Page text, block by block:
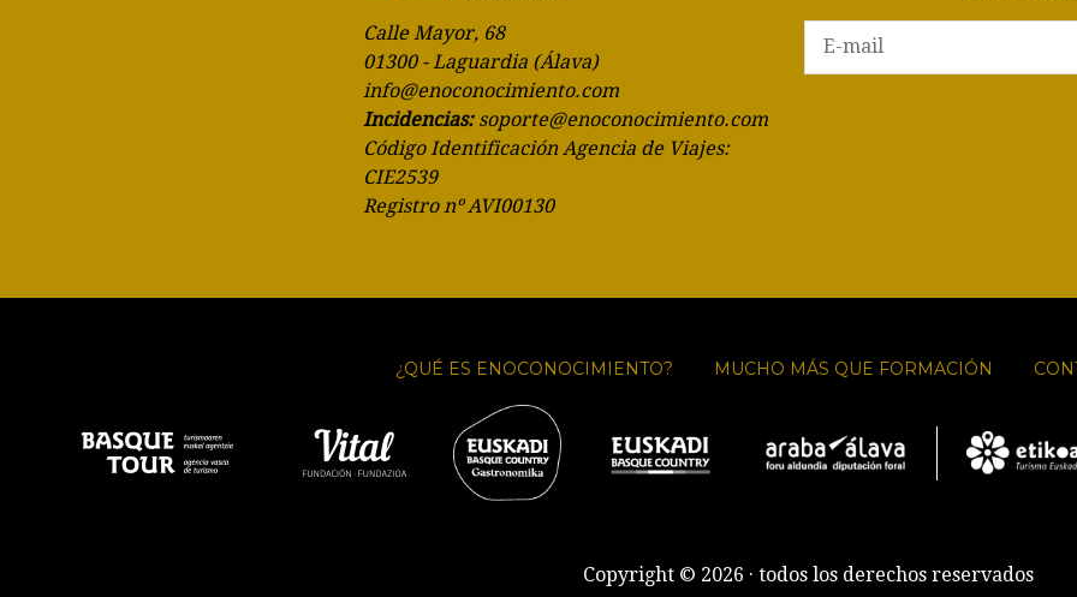
Calle Mayor, 68
01300 - Laguardia (Álava)
info@enoconocimiento.com
Incidencias: soporte@enoconocimiento.com
Código Identificación Agencia de Viajes:
CIE2539
Registro nº AVI00130
¿QUÉ ES ENOCONOCIMIENTO? MUCHO MÁS QUE FORMACIÓN
Copyright © 2026 · todos los derechos reservados